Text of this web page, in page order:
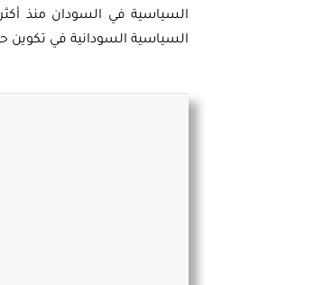
السياسية في السودان منذ
السياسية السودانية في تكوين